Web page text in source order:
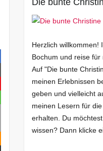
Die bunte
Herzlich willkommen!
Bochum und reise für
Auf "Die bunte
meinen Erlebnissen
geben und vielleicht
meinen Lesern für
erhalten. Du
wissen? Dann klicke